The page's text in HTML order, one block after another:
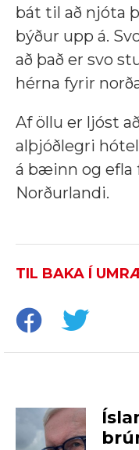
bát til að njóta
býður upp á.
að það er svo
hérna fyrir
Af öllu er ljóst
alþjóðlegri
á bæinn og efla
Norðurlandi.
TIL BAKA Í